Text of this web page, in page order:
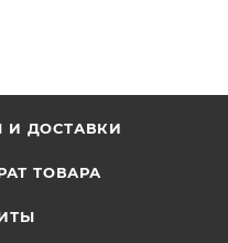
И ДОСТАВКИ
ТОВАРА